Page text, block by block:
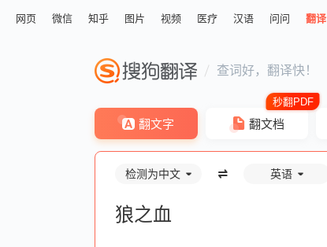
网页 微信 知乎 图片 视频 医疗 汉语 问问 翻译
查词好，翻译快！
翻文字 翻文档
检测为中文 英语